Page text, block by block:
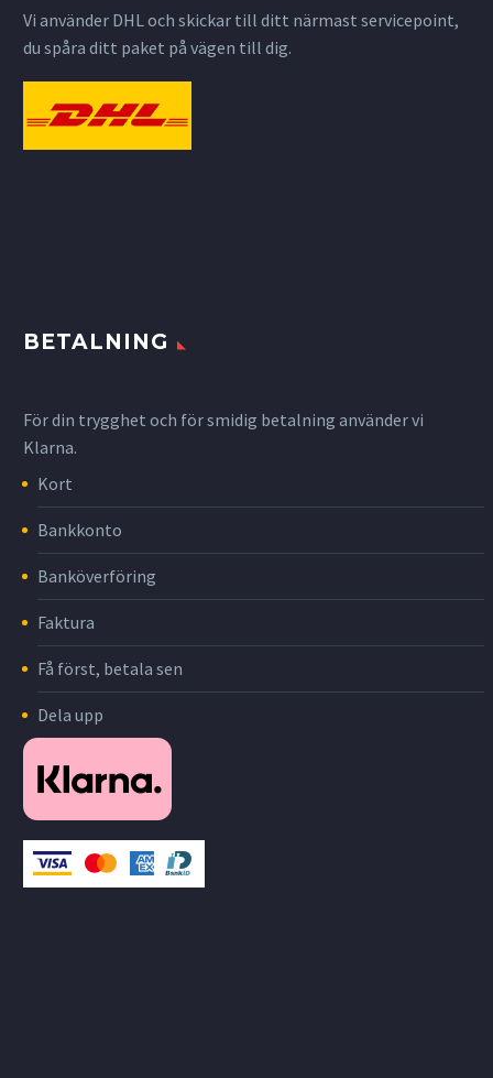
Vi använder DHL och skickar till ditt närmast servicepoint,
du spåra ditt paket på vägen till dig.
BETALNING
För din trygghet och för smidig betalning använder vi
Klarna.
Kort
Bankkonto
Banköverföring
Faktura
Få först, betala sen
Dela upp